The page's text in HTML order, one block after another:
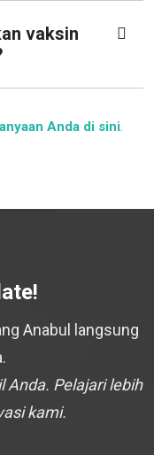
vaksin
Anda di sini.
Anabul langsung
Anda. Pelajari lebih
kami.